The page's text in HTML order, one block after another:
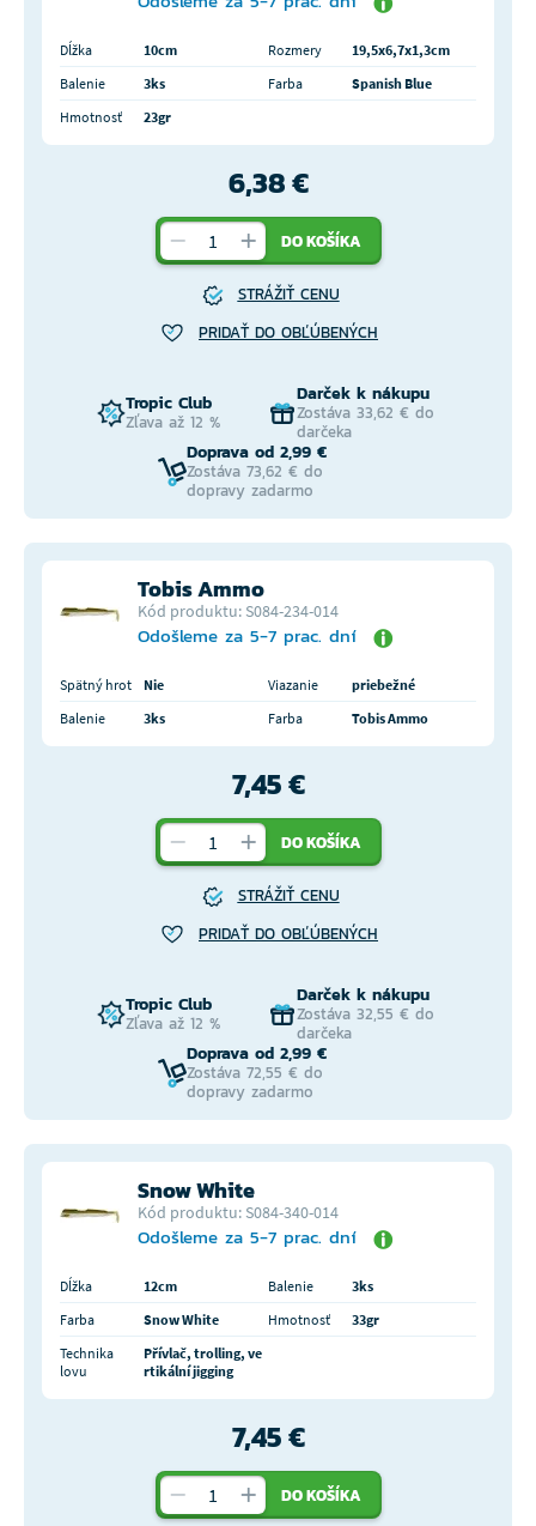
Dĺžka 10cm Rozmery
19,5x6,7x1,3cm
Balenie
3ks Farba
Spanish Blue
Hmotnosť
23gr
6,38 €
DO KOŠÍKA
STRÁŽIŤ CENU
PRIDAŤ DO OBĽÚBENÝCH
Tropic Club
Zľava až 12 %
Darček k nákupu
Zostáva 33,62 € do
darčeka
Doprava od 2,99 €
Zostáva 73,62 € do
dopravy zadarmo
Tobis Ammo
Kód produktu: S084-234-014
Odošleme za 5-7 prac. dní
Spätný hrot Nie Viazanie
priebežné
Balenie
3ks Farba Tobis Ammo
7,45 €
DO KOŠÍKA
STRÁŽIŤ CENU
PRIDAŤ DO OBĽÚBENÝCH
Tropic Club
Zľava až 12 %
Darček k nákupu
Zostáva 32,55 € do
darčeka
Doprava od 2,99 €
Zostáva 72,55 € do
dopravy zadarmo
Snow White
Kód produktu: S084-340-014
Odošleme za 5-7 prac. dní
Dĺžka 12cm Balenie
3ks
Farba
Snow White Hmotnosť
33gr
Technika
lovu
Přívlač, trolling, ve
rtikální jigging
7,45 €
DO KOŠÍKA